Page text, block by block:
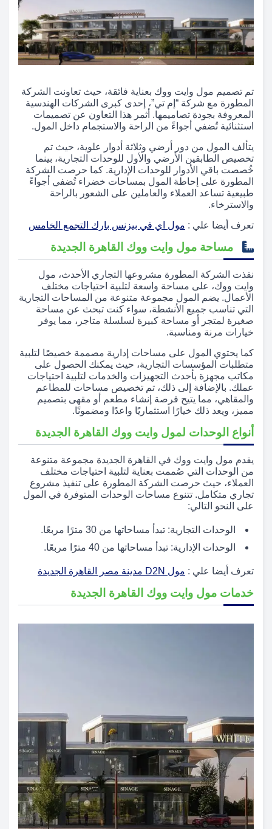
تم تصميم مول وايت ووك بعناية فائقة، حيث تعاونت الشركة
المطورة مع شركة “إم تي”، إحدى كبرى الشركات الهندسية
المعروفة بجودة تصاميمها. أثمر هذا التعاون عن تصميمات
استثنائية تُضفي أجواءً من الراحة والاستجمام داخل المول.
يتألف المول من دور أرضي وثلاثة أدوار علوية، حيث تم
تخصيص الطابقين الأرضي والأول للوحدات التجارية، بينما
خُصصت باقي الأدوار للوحدات الإدارية. كما حرصت الشركة
المطورة على إحاطة المول بمساحات خضراء تُضفي أجواءً
طبيعية تساعد العملاء والعاملين على الشعور بالراحة
والاسترخاء.
تعرف أيضا علي : مول اي في بيزنس بارك التجمع الخامس
مساحة مول وايت ووك القاهرة الجديدة
نفذت الشركة المطورة مشروعها التجاري الأحدث، مول
وايت ووك، على مساحة واسعة لتلبية احتياجات مختلف
الأعمال. يضم المول مجموعة متنوعة من المساحات التجارية
التي تناسب جميع الأنشطة، سواء كنت تبحث عن مساحة
صغيرة لمتجر أو مساحة كبيرة لسلسلة متاجر، مما يوفر
خيارات مرنة ومناسبة.
كما يحتوي المول على مساحات إدارية مصممة خصيصًا لتلبية
متطلبات المؤسسات التجارية، حيث يمكنك الحصول على
مكاتب مجهزة بأحدث التجهيزات والخدمات لتلبية احتياجات
عملك. بالإضافة إلى ذلك، تم تخصيص مساحات للمطاعم
والمقاهي، مما يتيح فرصة إنشاء مطعم أو مقهى بتصميم
مميز، ويعد ذلك خيارًا استثماريًا واعدًا ومضمونًا.
أنواع الوحدات لمول وايت ووك القاهرة الجديدة
يقدم مول وايت ووك في القاهرة الجديدة مجموعة متنوعة
من الوحدات التي صُممت بعناية لتلبية احتياجات مختلف
العملاء، حيث حرصت الشركة المطورة على تنفيذ مشروع
تجاري متكامل. تتنوع مساحات الوحدات المتوفرة في المول
على النحو التالي:
الوحدات التجارية: تبدأ مساحاتها من 30 مترًا مربعًا.
الوحدات الإدارية: تبدأ مساحاتها من 40 مترًا مربعًا.
تعرف أيضا علي : مول D2N مدينة مصر القاهرة الجديدة
خدمات مول وايت ووك القاهرة الجديدة